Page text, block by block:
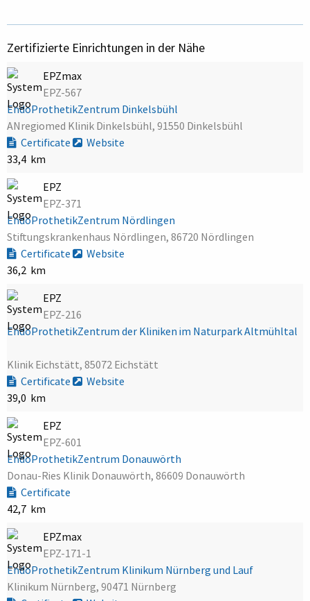
Zertifizierte Einrichtungen in der Nähe
EPZmax
EPZ-567
EndoProthetikZentrum Dinkelsbühl
ANregiomed Klinik Dinkelsbühl, 91550 Dinkelsbühl
Certificate
Website
33,4 km
EPZ
EPZ-371
EndoProthetikZentrum Nördlingen
Stiftungskrankenhaus Nördlingen, 86720 Nördlingen
Certificate
Website
36,2 km
EPZ
EPZ-216
EndoProthetikZentrum der Kliniken im Naturpark Altmühltal
Klinik Eichstätt, 85072 Eichstätt
Certificate
Website
39,0 km
EPZ
EPZ-601
EndoProthetikZentrum Donauwörth
Donau-Ries Klinik Donauwörth, 86609 Donauwörth
Certificate
42,7 km
EPZmax
EPZ-171-1
EndoProthetikZentrum Klinikum Nürnberg und Lauf
Klinikum Nürnberg, 90471 Nürnberg